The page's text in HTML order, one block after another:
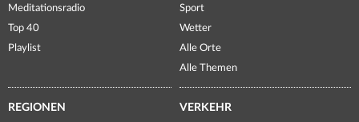
Meditationsradio
Top 40
Playlist
Sport
Wetter
Alle Orte
Alle Themen
REGIONEN VERKEHR